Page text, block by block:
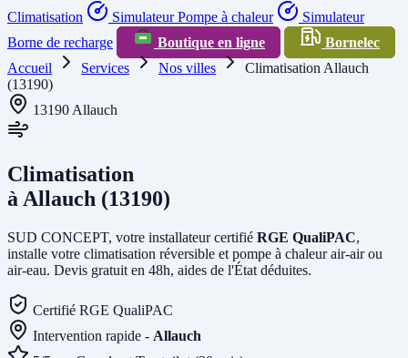
Climatisation
Simulateur Pompe à chaleur
Simulateur
Borne de recharge
Boutique en ligne
Bornelec
Accueil
Services Nos villes
Climatisation Allauch
(13190)
13190 Allauch
Climatisation
à Allauch (13190)
SUD CONCEPT, votre installateur certifié RGE QualiPAC,
installe votre climatisation réversible et pompe à chaleur air-air ou
air-eau. Devis gratuit en 48h, aides de l'État déduites.
Certifié RGE QualiPAC
Intervention rapide - Allauch